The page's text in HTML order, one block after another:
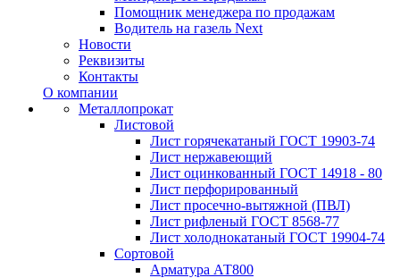
Помощник менеджера по продажам
Водитель на газель Next
Новости
Реквизиты
Контакты
О компании
Металлопрокат
Листовой
Лист горячекатаный ГОСТ 19903-74
Лист нержавеющий
Лист оцинкованный ГОСТ 14918 - 80
Лист перфорированный
Лист просечно-вытяжной (ПВЛ)
Лист рифленый ГОСТ 8568-77
Лист холоднокатаный ГОСТ 19904-74
Сортовой
Арматура АТ800